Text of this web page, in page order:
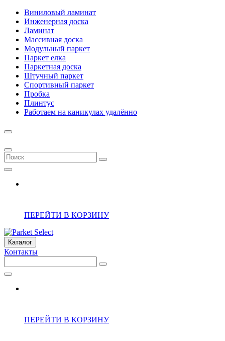
Виниловый ламинат
Инженерная доска
Ламинат
Массивная доска
Модульный паркет
Паркет елка
Паркетная доска
Штучный паркет
Спортивный паркет
Пробка
Плинтус
Работаем на каникулах удалённо
ПЕРЕЙТИ В КОРЗИНУ
Каталог
Контакты
ПЕРЕЙТИ В КОРЗИНУ